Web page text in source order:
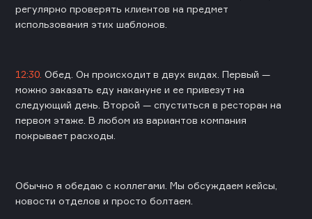
регулярно проверять клиентов на предмет
использования этих шаблонов.
12:30. Обед. Он происходит в двух видах. Первый —
можно заказать еду накануне и ее привезут на
следующий день. Второй — спуститься в ресторан на
первом этаже. В любом из вариантов компания
покрывает расходы.
Обычно я обедаю с коллегами. Мы обсуждаем кейсы,
новости отделов и просто болтаем.